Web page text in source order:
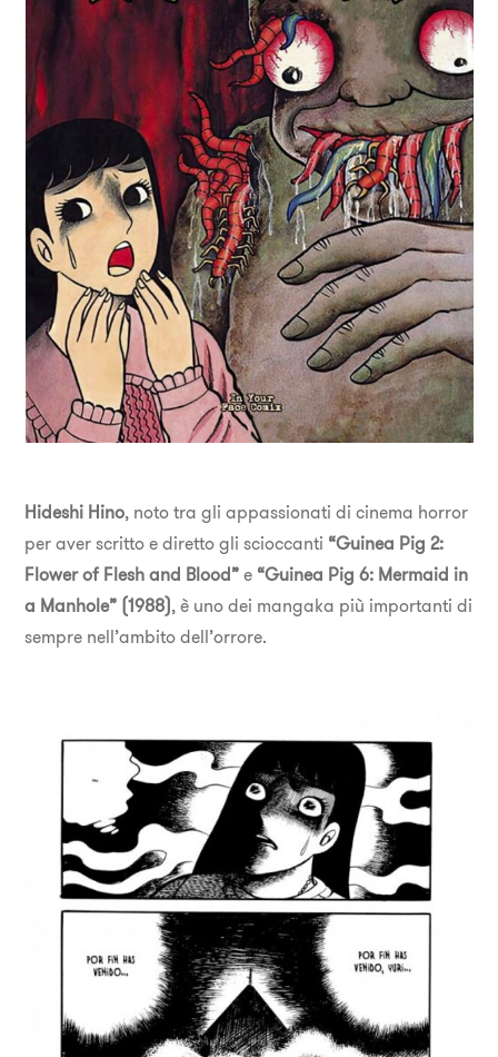
Hideshi Hino, noto tra gli appassionati di cinema horror
per aver scritto e diretto gli scioccanti “Guinea Pig 2:
Flower of Flesh and Blood” e “Guinea Pig 6: Mermaid in
a Manhole” (1988), è uno dei mangaka più importanti di
sempre nell’ambito dell’orrore.